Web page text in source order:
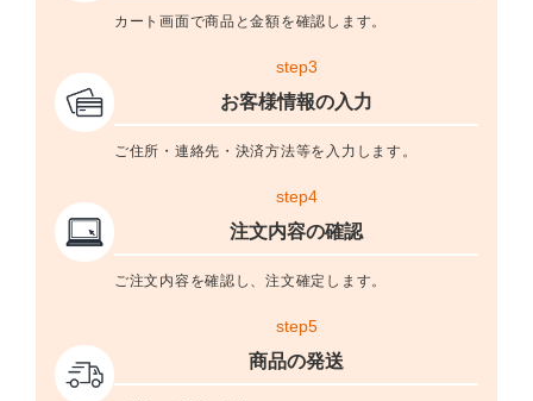
カート画面で商品と金額を確認します。
step3
お客様情報の入力
ご住所・連絡先・決済方法等を入力します。
step4
注文内容の確認
ご注文内容を確認し、注文確定します。
step5
商品の発送